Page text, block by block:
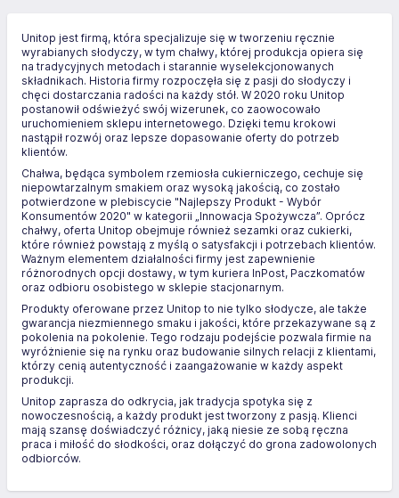
Unitop jest firmą, która specjalizuje się w tworzeniu ręcznie
wyrabianych słodyczy, w tym chałwy, której produkcja opiera się
na tradycyjnych metodach i starannie wyselekcjonowanych
składnikach. Historia firmy rozpoczęła się z pasji do słodyczy i
chęci dostarczania radości na każdy stół. W 2020 roku Unitop
postanowił odświeżyć swój wizerunek, co zaowocowało
uruchomieniem sklepu internetowego. Dzięki temu krokowi
nastąpił rozwój oraz lepsze dopasowanie oferty do potrzeb
klientów.
Chałwa, będąca symbolem rzemiosła cukierniczego, cechuje się
niepowtarzalnym smakiem oraz wysoką jakością, co zostało
potwierdzone w plebiscycie "Najlepszy Produkt - Wybór
Konsumentów 2020" w kategorii „Innowacja Spożywcza”. Oprócz
chałwy, oferta Unitop obejmuje również sezamki oraz cukierki,
które również powstają z myślą o satysfakcji i potrzebach klientów.
Ważnym elementem działalności firmy jest zapewnienie
różnorodnych opcji dostawy, w tym kuriera InPost, Paczkomatów
oraz odbioru osobistego w sklepie stacjonarnym.
Produkty oferowane przez Unitop to nie tylko słodycze, ale także
gwarancja niezmiennego smaku i jakości, które przekazywane są z
pokolenia na pokolenie. Tego rodzaju podejście pozwala firmie na
wyróżnienie się na rynku oraz budowanie silnych relacji z klientami,
którzy cenią autentyczność i zaangażowanie w każdy aspekt
produkcji.
Unitop zaprasza do odkrycia, jak tradycja spotyka się z
nowoczesnością, a każdy produkt jest tworzony z pasją. Klienci
mają szansę doświadczyć różnicy, jaką niesie ze sobą ręczna
praca i miłość do słodkości, oraz dołączyć do grona zadowolonych
odbiorców.